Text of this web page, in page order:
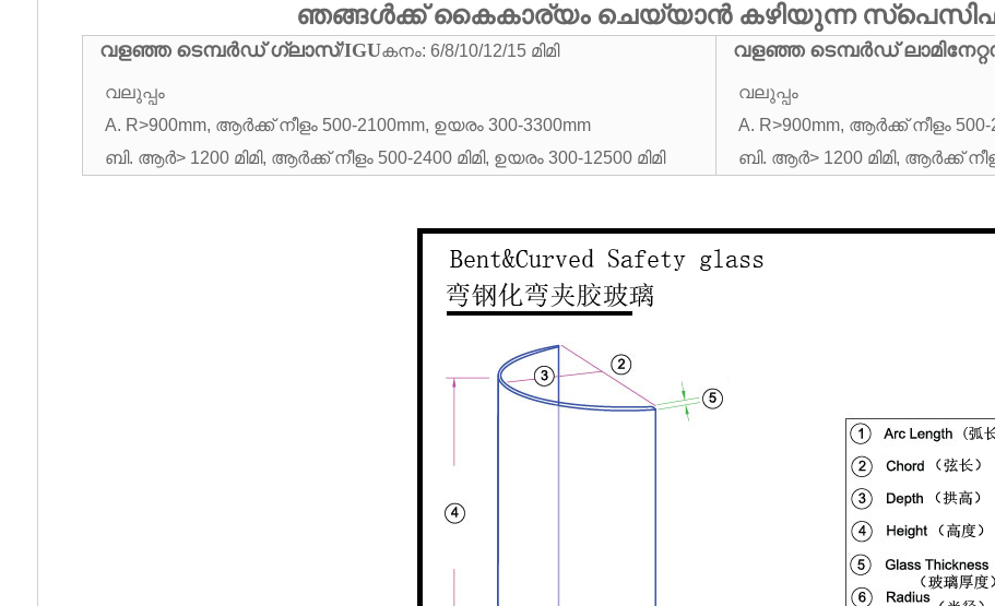
ഞങ്ങൾക്ക് കൈകാര്യം ചെയ്യാൻ കഴിയുന്ന
വളഞ്ഞ ടെമ്പർഡ് ഗ്ലാസ്/IGUകനം: 6/8/10/12/15 മിമി
വലുപ്പം
A. R>900mm, ആർക്ക് നീളം 500-2100mm, ഉയരം 300-3300mm
ബി. ആർ> 1200 മിമി, ആർക്ക് നീളം 500-2400 മിമി, ഉയരം 300-12500 മിമി
വളഞ്ഞ ടെമ്പർഡ്
വലുപ്പം
A. R>900mm, ആർക്ക് നീളം
ബി. ആർ> 1200 മിമി, ആർക്ക് നീളം